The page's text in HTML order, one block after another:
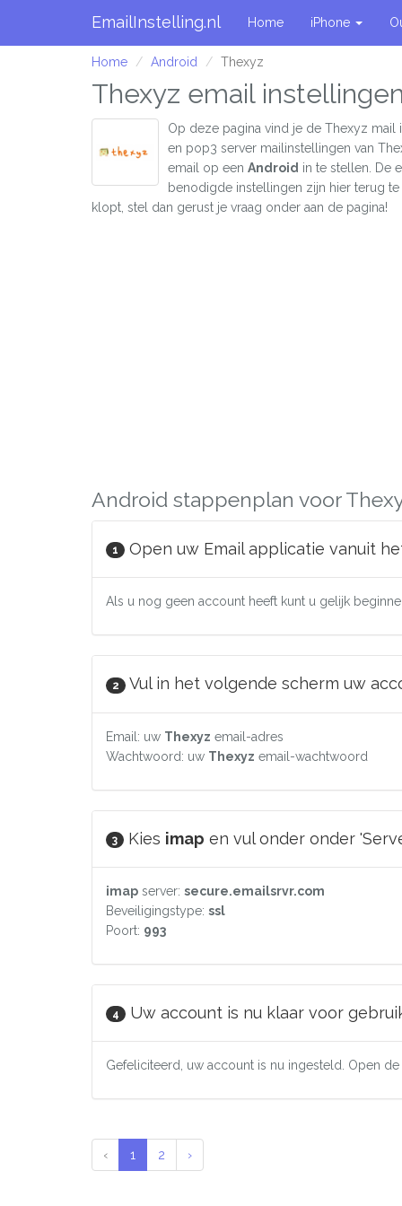
EmailInstelling.nl Home iPhone
Home Android Thexyz
Thexyz email
Op deze pagina vind je de Thexyz
en pop3 server mailinstellingen van
email op een Android in te stellen. De
benodigde instellingen zijn hier terug
klopt, stel dan gerust je vraag onder aan de pagina!
Android stappenplan voor
1 Open uw Email applicatie vanuit
Als u nog geen account heeft kunt u gelijk
2 Vul in het volgende scherm uw
Email: uw Thexyz email-adres
Wachtwoord: uw Thexyz email-wachtwoord
3 Kies imap en vul onder onder
imap server: secure.emailsrvr.com
Beveiligingstype: ssl
Poort: 993
4 Uw account is nu klaar voor
Gefeliciteerd, uw account is nu ingesteld. Open
‹ 1 2 ›